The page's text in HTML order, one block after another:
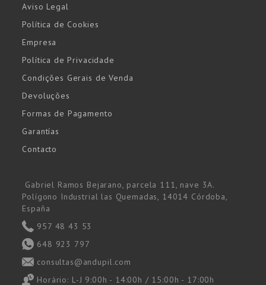
Aviso Legal
Política de Cookies
Empresa
Política de Privacidade
Condições Gerais de Venda
Devoluções
Formas de Pagamento
Garantías
Contacto
Gabriel Ramos Bejarano, parcela 111, nave 3A.
Polígono Industrial las Quemadas, 14014 Córdoba,
España
957 48 43 53
648 923 797
consultas@andupil.com
Horário: L-J 9:00h - 14:00h / 15:00h - 17:00h